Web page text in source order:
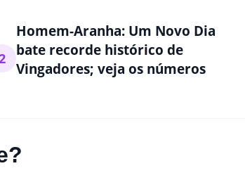
Homem-Aranha: Um Novo Dia
bate recorde histórico de
Vingadores; veja os números